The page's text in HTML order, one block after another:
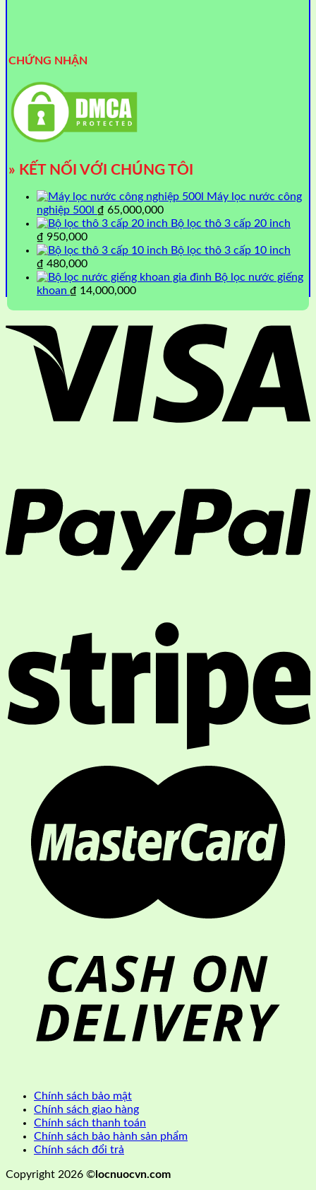
CHỨNG NHẬN
» KẾT NỐI VỚI CHÚNG TÔI
Máy lọc nước công
nghiệp 500l ₫ 65,000,000
Bộ lọc thô 3 cấp 20 inch
₫ 950,000
Bộ lọc thô 3 cấp 10 inch
₫ 480,000
Bộ lọc nước giếng
khoan ₫ 14,000,000
Chính sách bảo mật
Chính sách giao hàng
Chính sách thanh toán
Chính sách bảo hành sản phẩm
Chính sách đổi trả
Copyright 2026 © locnuocvn.com